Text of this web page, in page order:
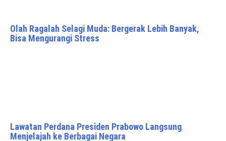
Olah Ragalah Selagi Muda: Bergerak Lebih Banyak,
Bisa Mengurangi Stress
Lawatan Perdana Presiden Prabowo Langsung
Menjelajah ke Berbagai Negara